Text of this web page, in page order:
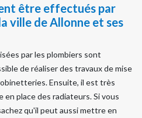
être effectués par
ville de Allonne et ses
par les plombiers sont
de réaliser des travaux de mise
Ensuite, il est très
place des radiateurs. Si vous
qu'il peut aussi mettre en